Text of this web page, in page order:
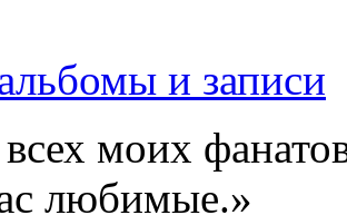
и записи
моих
любимые.»